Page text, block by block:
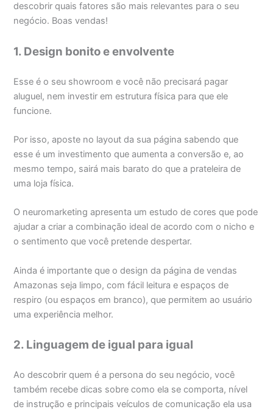
descobrir quais fatores são mais relevantes para o seu
negócio. Boas vendas!
1. Design bonito e envolvente
Esse é o seu showroom e você não precisará pagar
aluguel, nem investir em estrutura física para que ele
funcione.
Por isso, aposte no layout da sua página sabendo que
esse é um investimento que aumenta a conversão e, ao
mesmo tempo, sairá mais barato do que a prateleira de
uma loja física.
O neuromarketing apresenta um estudo de cores que pode
ajudar a criar a combinação ideal de acordo com o nicho e
o sentimento que você pretende despertar.
Ainda é importante que o design da página de vendas
Amazonas seja limpo, com fácil leitura e espaços de
respiro (ou espaços em branco), que permitem ao usuário
uma experiência melhor.
2. Linguagem de igual para igual
Ao descobrir quem é a persona do seu negócio, você
também recebe dicas sobre como ela se comporta, nível
de instrução e principais veículos de comunicação ela usa